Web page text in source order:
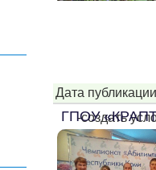
-создать
Дата
ГПОУ